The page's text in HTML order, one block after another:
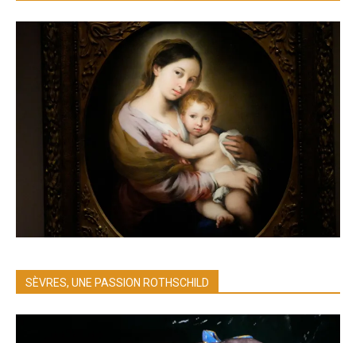
SÈVRES, UNE PASSION ROTHSCHILD